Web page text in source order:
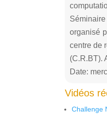
organisé
centre de
(C.R.BT).
Date:
Vidéos
Challenge